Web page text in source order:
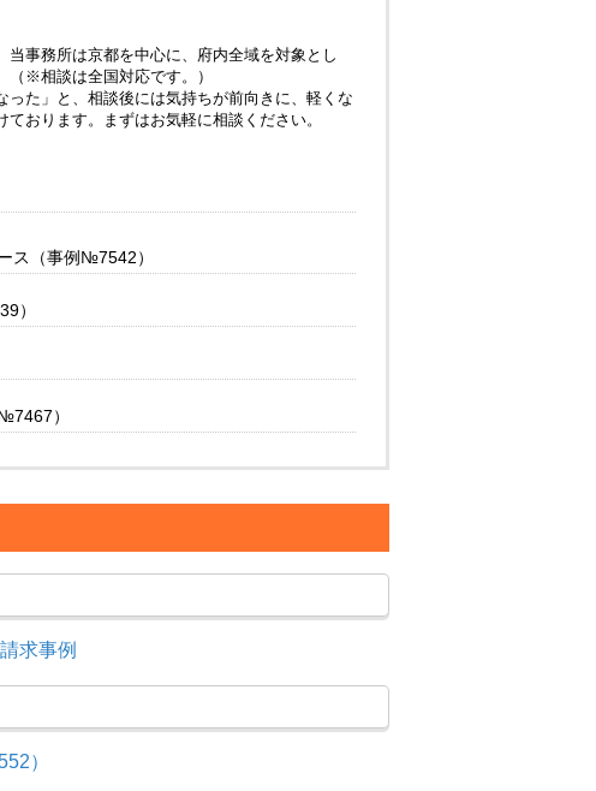
事務所は京都を中心に、府内全域を対象とし
（※相談は全国対応です。）
った」と、相談後には気持ちが前向きに、軽くな
おります。まずはお気軽に相談ください。
ス（事例№7542）
）
）
求事例
）